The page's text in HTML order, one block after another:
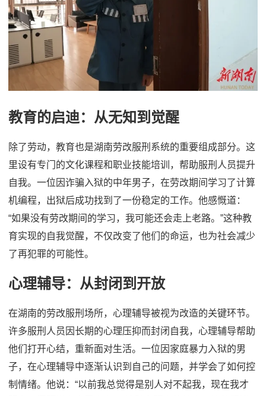
教育的启迪：从无知到觉醒
除了劳动，教育也是湖南劳改服刑系统的重要组成部分。这
里设有专门的文化课程和职业技能培训，帮助服刑人员提升
自我。一位因诈骗入狱的中年男子，在劳改期间学习了计算
机编程，出狱后成功找到了一份稳定的工作。他感慨道：
“如果没有劳改期间的学习，我可能还会走上老路。”这种教
育实现的自我觉醒，不仅改变了他们的命运，也为社会减少
了再犯罪的可能性。
心理辅导：从封闭到开放
在湖南的劳改服刑场所，心理辅导被视为改造的关键环节。
许多服刑人员因长期的心理压抑而封闭自我，心理辅导帮助
他们打开心结，重新面对生活。一位因家庭暴力入狱的男
子，在心理辅导中逐渐认识到自己的问题，并学会了如何控
制情绪。他说：“以前我总觉得是别人对不起我，现在我才